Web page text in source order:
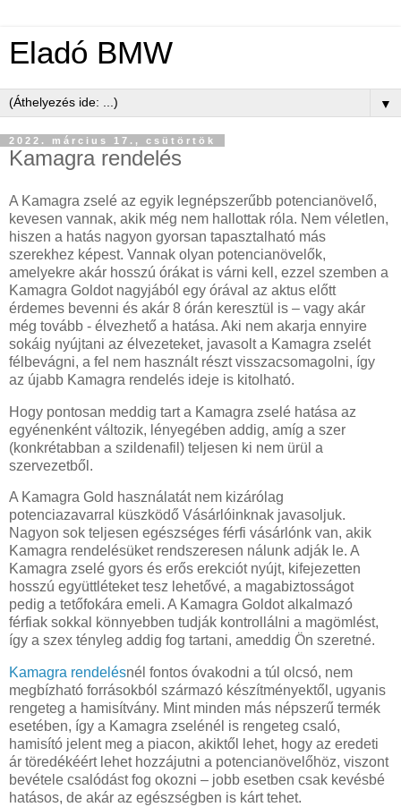
Eladó BMW
▼
2022. március 17., csütörtök
Kamagra rendelés
A Kamagra zselé az egyik legnépszerűbb potencianövelő,
kevesen vannak, akik még nem hallottak róla. Nem véletlen,
hiszen a hatás nagyon gyorsan tapasztalható más
szerekhez képest. Vannak olyan potencianövelők,
amelyekre akár hosszú órákat is várni kell, ezzel szemben a
Kamagra Goldot nagyjából egy órával az aktus előtt
érdemes bevenni és akár 8 órán keresztül is – vagy akár
még tovább - élvezhető a hatása. Aki nem akarja ennyire
sokáig nyújtani az élvezeteket, javasolt a Kamagra zselét
félbevágni, a fel nem használt részt visszacsomagolni, így
az újabb Kamagra rendelés ideje is kitolható.
Hogy pontosan meddig tart a Kamagra zselé hatása az
egyénenként változik, lényegében addig, amíg a szer
(konkrétabban a szildenafil) teljesen ki nem ürül a
szervezetből.
A Kamagra Gold használatát nem kizárólag
potenciazavarral küszködő Vásárlóinknak javasoljuk.
Nagyon sok teljesen egészséges férfi vásárlónk van, akik
Kamagra rendelésüket rendszeresen nálunk adják le. A
Kamagra zselé gyors és erős erekciót nyújt, kifejezetten
hosszú együttléteket tesz lehetővé, a magabiztosságot
pedig a tetőfokára emeli. A Kamagra Goldot alkalmazó
férfiak sokkal könnyebben tudják kontrollálni a magömlést,
így a szex tényleg addig fog tartani, ameddig Ön szeretné.
Kamagra rendelésnél fontos óvakodni a túl olcsó, nem
megbízható forrásokból származó készítményektől, ugyanis
rengeteg a hamisítvány. Mint minden más népszerű termék
esetében, így a Kamagra zselénél is rengeteg csaló,
hamisító jelent meg a piacon, akiktől lehet, hogy az eredeti
ár töredékéért lehet hozzájutni a potencianövelőhöz, viszont
bevétele csalódást fog okozni – jobb esetben csak kevésbé
hatásos, de akár az egészségben is kárt tehet.